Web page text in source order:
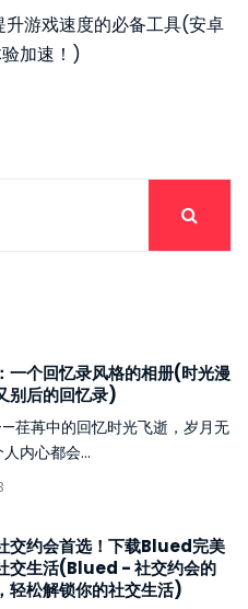
游戏速度的必备工具(安卓
加速！)
一个回忆录风格的相册(时光漫
别后的回忆录)
荏苒中的回忆时光飞逝，岁月无
内心都会...
交约会首选！下载Blued完美
交生活(Blued - 社交约会的
轻松解锁你的社交生活)